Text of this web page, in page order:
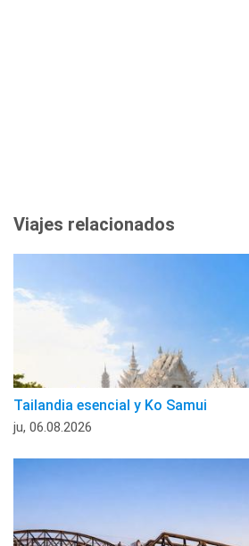
Viajes relacionados
Tailandia esencial y Ko Samui
ju, 06.08.2026